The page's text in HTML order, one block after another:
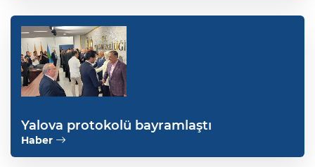
Yalova protokolü bayramlaştı
Haber